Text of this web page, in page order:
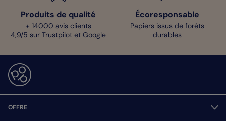
Produits de qualité
+ 14000 avis clients
4,9/5 sur Trustpilot et Google
Écoresponsable
Papiers issus de forêts
durables
OFFRE